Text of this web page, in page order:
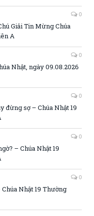
0
Giải Tin Mừng Chúa
A
0
Nhật, ngày 09.08.2026
0
đừng sợ – Chúa Nhật 19
0
– Chúa Nhật 19
0
Nhật 19 Thường